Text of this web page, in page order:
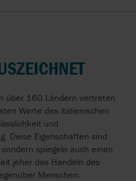
über 160 Ländern vertreten
Werte des italienischen
und
Diese Eigenschaften sind
spiegeln auch einen
jeher das Handeln des
Menschen.